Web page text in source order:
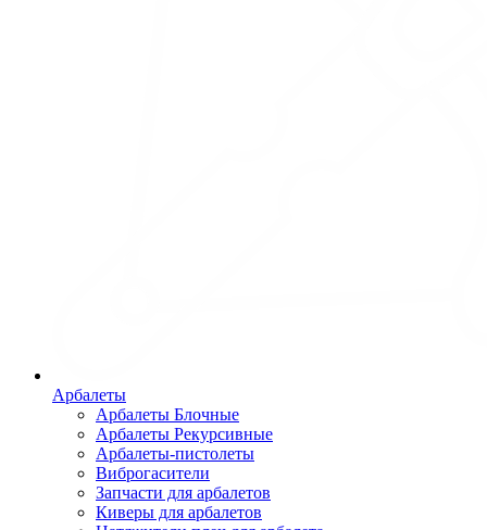
Арбалеты
Арбалеты Блочные
Арбалеты Рекурсивные
Арбалеты-пистолеты
Виброгасители
Запчасти для арбалетов
Киверы для арбалетов